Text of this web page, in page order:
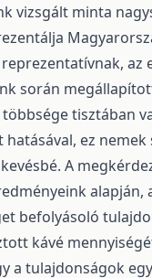
vizsgált minta
az
során
tisztában
​​hatásával, ez
A
alapján,
befolyásoló
kávé
a tulajdonságok